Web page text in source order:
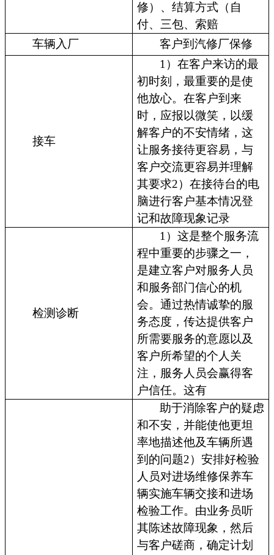
修）、结算方式（自
付、三包、索赔
车辆入厂
客户到汽修厂保修
接车
1）在客户来访的最
初时刻，最重要的是使
他放心。在客户到来
时，应报以微笑，以缓
解客户的不安情绪，这
让服务接待更容易，与
客户交流更容易并理解
其要求2）在接待台的电
脑进行客户基本情况登
记和故障现象记录
检测诊断
1）这是整个服务流
程中重要的步骤之一，
是建立客户对服务人员
和服务部门信心的机
会。通过热情诚挚的服
务态度，传达提供客户
所需要服务的意愿以及
客户所希望的个人关
注，服务人员会赢得客
户信任。这有
助于消除客户的疑虑
和不安，并能使他更坦
率地描述他及车辆所遇
到的问题2）安排好检验
人员对进场维修保养车
辆实施车辆交接和进场
检验工作。由业务员听
其陈述故障现象，然后
与客户磋商，确定计划